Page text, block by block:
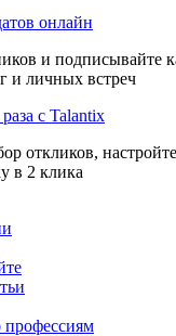
онлайн
и подписывайте
и личных встреч
с Talantix
откликов,
в 2 клика